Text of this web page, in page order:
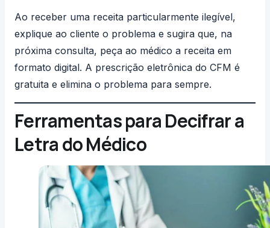
Ao receber uma receita particularmente ilegível,
explique ao cliente o problema e sugira que, na
próxima consulta, peça ao médico a receita em
formato digital. A prescrição eletrônica do CFM é
gratuita e elimina o problema para sempre.
Ferramentas para Decifrar a
Letra do Médico